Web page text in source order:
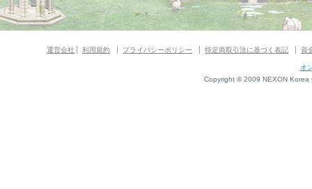
運営会社 利用規約 プライバシーポリシー 特定商取引法に基づく表記 資
オ
Copyright © 2009 NEXON Korea